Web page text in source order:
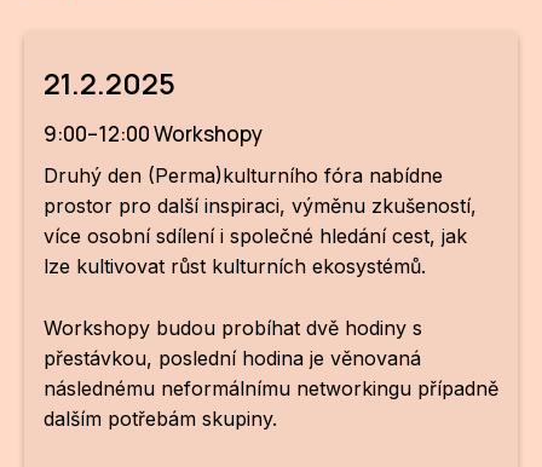
21.2.2025
9:00–12:00 Workshopy
Druhý den (Perma)kulturního fóra nabídne
prostor pro další inspiraci, výměnu zkušeností,
více osobní sdílení i společné hledání cest, jak
lze kultivovat růst kulturních ekosystémů.
Workshopy budou probíhat dvě hodiny s
přestávkou, poslední hodina je věnovaná
následnému neformálnímu networkingu případně
dalším potřebám skupiny.